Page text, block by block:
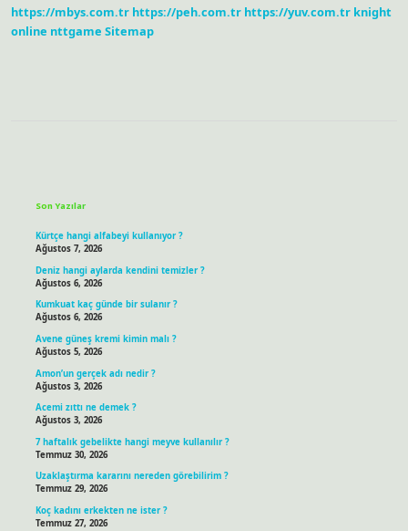
https://mbys.com.tr https://peh.com.tr https://yuv.com.tr knight
online nttgame Sitemap
Son Yazılar
Kürtçe hangi alfabeyi kullanıyor ?
Ağustos 7, 2026
Deniz hangi aylarda kendini temizler ?
Ağustos 6, 2026
Kumkuat kaç günde bir sulanır ?
Ağustos 6, 2026
Avene güneş kremi kimin malı ?
Ağustos 5, 2026
Amon’un gerçek adı nedir ?
Ağustos 3, 2026
Acemi zıttı ne demek ?
Ağustos 3, 2026
7 haftalık gebelikte hangi meyve kullanılır ?
Temmuz 30, 2026
Uzaklaştırma kararını nereden görebilirim ?
Temmuz 29, 2026
Koç kadını erkekten ne ister ?
Temmuz 27, 2026